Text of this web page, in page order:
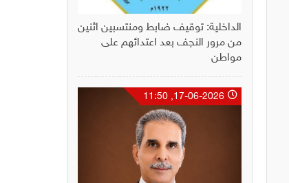
الداخلية: توقيف ضابط ومنتسبين اثنين
من مرور النجف بعد اعتدائهم على
مواطن